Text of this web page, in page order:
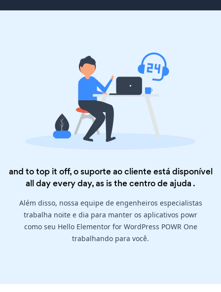
and to top it off, o suporte ao cliente está disponível
all day every day, as is thecentro de ajuda .
Além disso, nossa equipe de engenheiros especialistas
trabalha noite e dia para manter os aplicativos powr
como seu Hello Elementor for WordPress POWR One
trabalhando para você.